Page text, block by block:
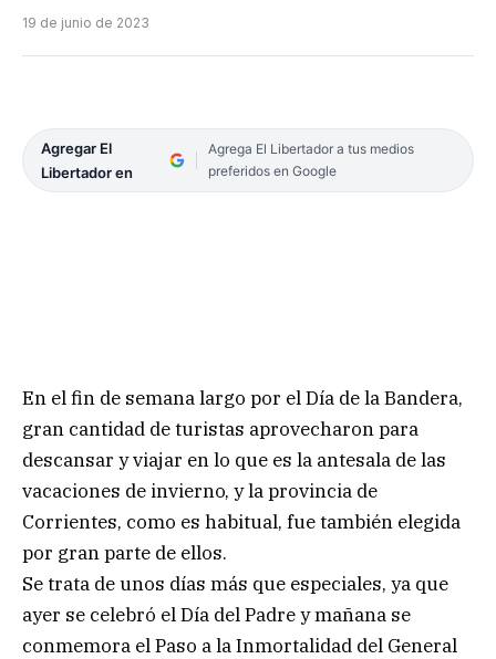
19 de junio de 2023
Agregar El
Libertador en
Agrega El Libertador a tus medios
preferidos en Google
En el fin de semana largo por el Día de la Bandera,
gran cantidad de turistas aprovecharon para
descansar y viajar en lo que es la antesala de las
vacaciones de invierno, y la provincia de
Corrientes, como es habitual, fue también elegida
por gran parte de ellos.
Se trata de unos días más que especiales, ya que
ayer se celebró el Día del Padre y mañana se
conmemora el Paso a la Inmortalidad del General